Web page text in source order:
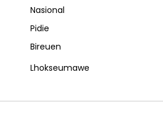
Nasional
Pidie
Bireuen
Lhokseumawe